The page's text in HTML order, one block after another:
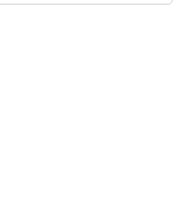
トルやイベント情報もいち早